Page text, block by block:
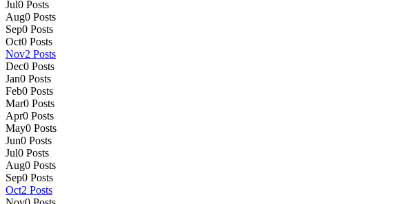
Jul0 Posts
Aug0 Posts
Sep0 Posts
Oct0 Posts
Nov2 Posts
Dec0 Posts
Jan0 Posts
Feb0 Posts
Mar0 Posts
Apr0 Posts
May0 Posts
Jun0 Posts
Jul0 Posts
Aug0 Posts
Sep0 Posts
Oct2 Posts